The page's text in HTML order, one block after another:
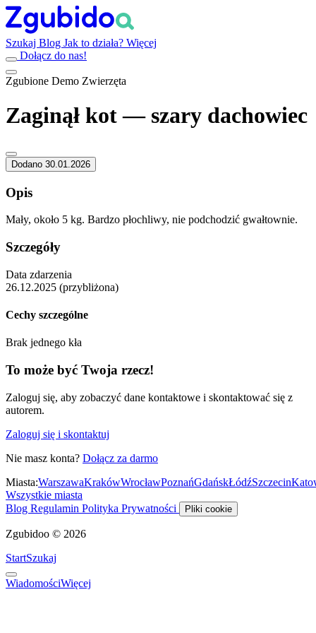
Szukaj Blog Jak to działa? Więcej
Dołącz do nas!
Zgubione Demo Zwierzęta
Zaginął kot — szary dachowiec
Dodano 30.01.2026
Opis
Mały, około 5 kg. Bardzo płochliwy, nie podchodzić gwałtownie.
Szczegóły
Data zdarzenia
26.12.2025 (przybliżona)
Cechy szczególne
Brak jednego kła
To może być Twoja rzecz!
Zaloguj się, aby zobaczyć dane kontaktowe i skontaktować się z
autorem.
Zaloguj się i skontaktuj
Nie masz konta? Dołącz za darmo
Miasta:WarszawaKrakówWrocławPoznańGdańskŁódźSzczecin
Wszystkie miasta
Blog Regulamin Polityka Prywatności Pliki cookie
Zgubidoo © 2026
StartSzukaj
WiadomościWięcej